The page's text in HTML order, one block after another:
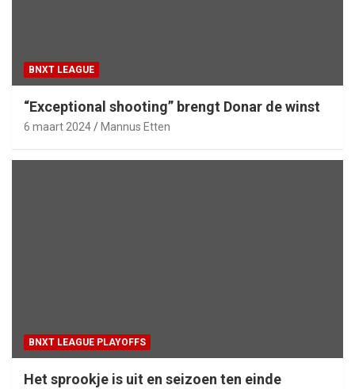
BNXT LEAGUE
“Exceptional shooting” brengt Donar de winst
6 maart 2024 Mannus Etten
BNXT LEAGUE PLAYOFFS
Het sprookje is uit en seizoen ten einde